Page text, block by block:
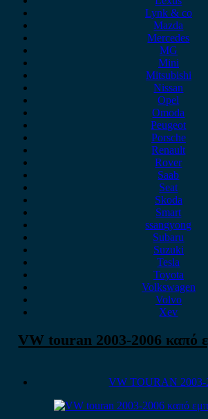
Lynk & co
Mazda
Mercedes
MG
Mini
Mitsubishi
Nissan
Opel
Omoda
Peugeot
Porsche
Renault
Rover
Saab
Seat
Skoda
Smart
ssangyong
Subaru
Suzuki
Tesla
Toyota
Volkswagen
Volvo
Xev
VW touran 2003-2006 καπό
VW TOURAN 2003-